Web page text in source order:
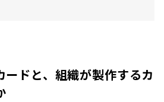
ドと、組織が製作するカ